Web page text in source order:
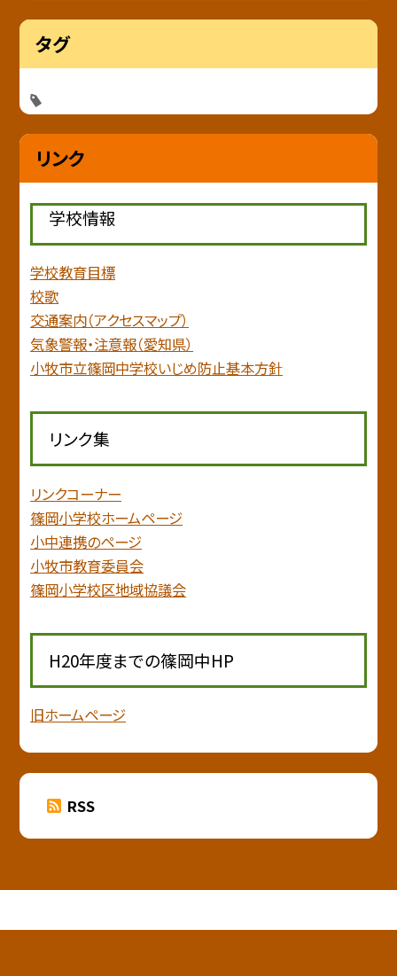
タグ
リンク
学校情報
学校教育目標
校歌
交通案内（アクセスマップ）
気象警報・注意報（愛知県）
小牧市立篠岡中学校いじめ防止基本方針
リンク集
リンクコーナー
篠岡小学校ホームページ
小中連携のページ
小牧市教育委員会
篠岡小学校区地域協議会
H20年度までの篠岡中HP
旧ホームページ
RSS